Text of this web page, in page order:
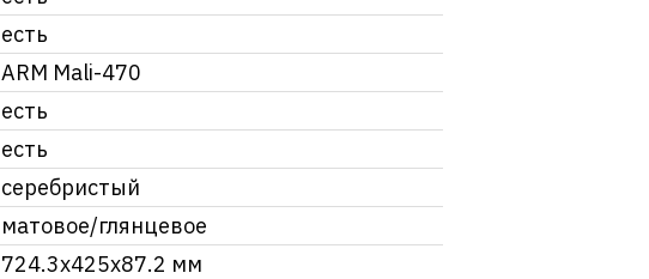
есть
ARM Mali-470
есть
есть
серебристый
матовое/глянцевое
724.3x425x87.2 мм